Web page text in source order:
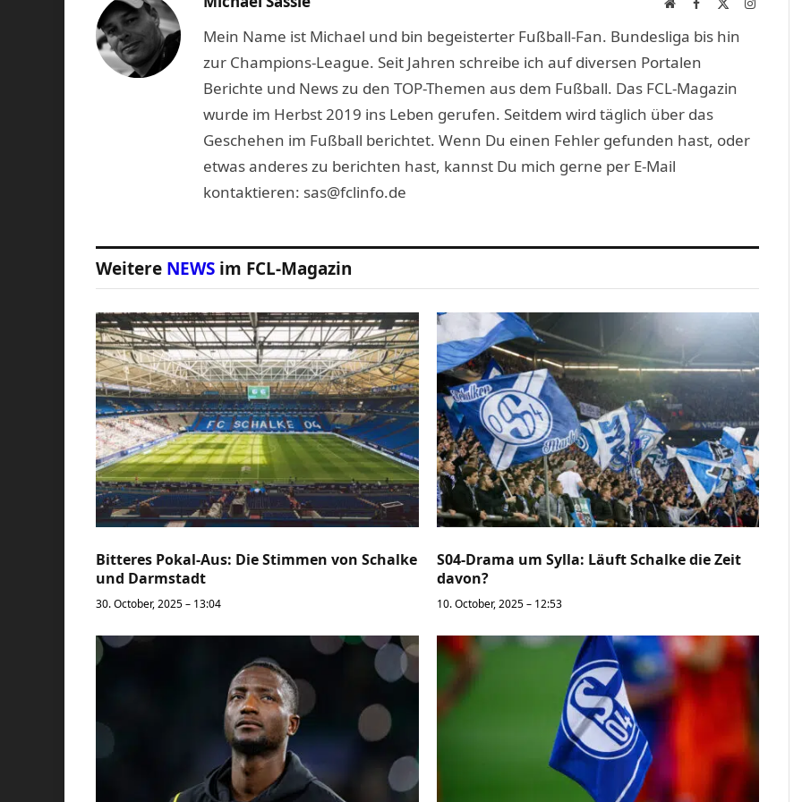
WebsiteFacebook
Mein Name ist Michael und bin begeisterter Fußball-Fan. Bundesliga bis hin
zur Champions-League. Seit Jahren schreibe ich auf diversen Portalen
Berichte und News zu den TOP-Themen aus dem Fußball. Das FCL-Magazin
wurde im Herbst 2019 ins Leben gerufen. Seitdem wird täglich über das
Geschehen im Fußball berichtet. Wenn Du einen Fehler gefunden hast, oder
etwas anderes zu berichten hast, kannst Du mich gerne per E-Mail
kontaktieren: sas@fclinfo.de
Weitere NEWS im FCL-Magazin
Bitteres Pokal-Aus: Die Stimmen von Schalke
und Darmstadt
30. October, 2025 – 13:04
S04-Drama um Sylla: Läuft Schalke die Zeit
davon?
10. October, 2025 – 12:53